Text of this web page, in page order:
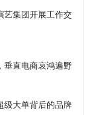
艺集团开展工作交
垂直电商哀鸿遍野
级大单背后的品牌